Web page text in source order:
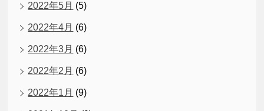
2022年5月 (5)
2022年4月 (6)
2022年3月 (6)
2022年2月 (6)
2022年1月 (9)